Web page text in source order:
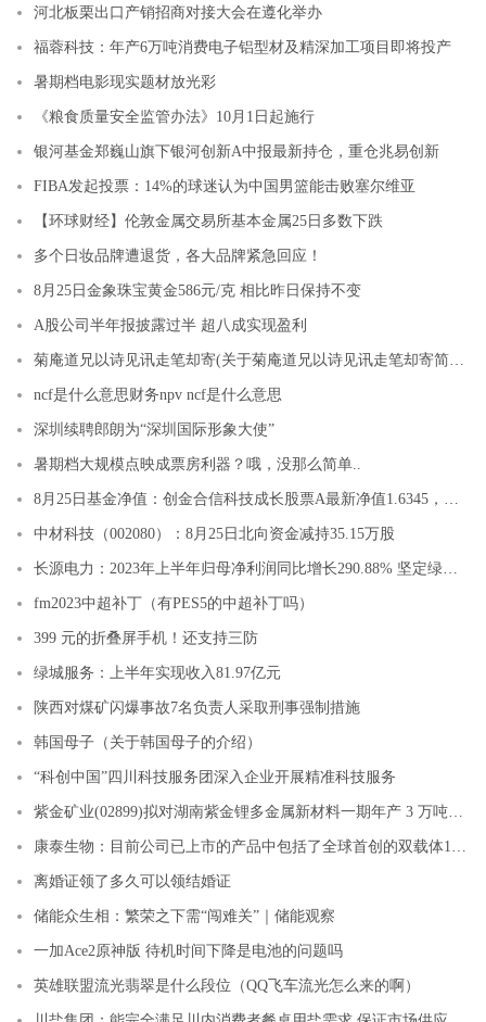
河北板栗出口产销招商对接大会在遵化举办
福蓉科技：年产6万吨消费电子铝型材及精深加工项目即将投产
暑期档电影现实题材放光彩
《粮食质量安全监管办法》10月1日起施行
银河基金郑巍山旗下银河创新A中报最新持仓，重仓兆易创新
FIBA发起投票：14%的球迷认为中国男篮能击败塞尔维亚
【环球财经】伦敦金属交易所基本金属25日多数下跌
多个日妆品牌遭退货，各大品牌紧急回应！
8月25日金象珠宝黄金586元/克 相比昨日保持不变
A股公司半年报披露过半 超八成实现盈利
菊庵道兄以诗见讯走笔却寄(关于菊庵道兄以诗见讯走笔却寄简述)
ncf是什么意思财务npv ncf是什么意思
深圳续聘郎朗为“深圳国际形象大使”
暑期档大规模点映成票房利器？哦，没那么简单..
8月25日基金净值：创金合信科技成长股票A最新净值1.6345，跌4.8%
中材科技（002080）：8月25日北向资金减持35.15万股
长源电力：2023年上半年归母净利润同比增长290.88% 坚定绿色低碳转型方向
fm2023中超补丁（有PES5的中超补丁吗）
399 元的折叠屏手机！还支持三防
绿城服务：上半年实现收入81.97亿元
陕西对煤矿闪爆事故7名负责人采取刑事强制措施
韩国母子（关于韩国母子的介绍）
“科创中国”四川科技服务团深入企业开展精准科技服务
紫金矿业(02899)拟对湖南紫金锂多金属新材料一期年产 3 万吨碳酸锂项目进行立项
康泰生物：目前公司已上市的产品中包括了全球首创的双载体13价肺炎球菌多糖结合疫苗、联合疫苗数量最多的国产首创四联疫苗、重组乙型肝炎疫苗等产品，均为国产
离婚证领了多久可以领结婚证
储能众生相：繁荣之下需“闯难关”｜储能观察
一加Ace2原神版 待机时间下降是电池的问题吗
英雄联盟流光翡翠是什么段位（QQ飞车流光怎么来的啊）